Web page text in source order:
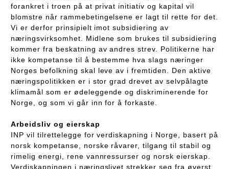
forankret i troen på at privat initiativ og kapital vil
blomstre når rammebetingelsene er lagt til rette for det.
Vi er derfor prinsipielt imot subsidiering av
næringsvirksomhet. Midlene som brukes til subsidiering
kommer fra beskatning av andres strev. Politikerne har
ikke kompetanse til å bestemme hva slags næringer
Norges befolkning skal leve av i fremtiden. Den aktive
næringspolitikken er i stor grad drevet av selvpålagte
klimamål som er ødeleggende og diskriminerende for
Norge, og som vi går inn for å forkaste.
Arbeidsliv og eierskap
INP vil tilrettelegge for verdiskapning i Norge, basert på
norsk kompetanse, norske råvarer, tilgang til stabil og
rimelig energi, rene vannressurser og norsk eierskap.
Verdiskapningen i næringslivet strekker seg fra øverst